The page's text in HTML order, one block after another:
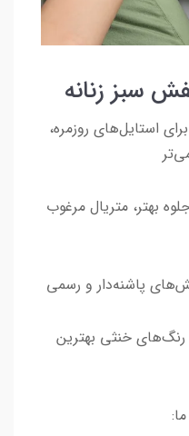
سبز زنانه
استایل‌های روزمره،
بهتر، متریال مرغوب
رنگ‌های خنثی بهترین